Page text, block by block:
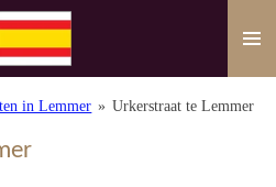
in Lemmer » Urkerstraat te Lemmer